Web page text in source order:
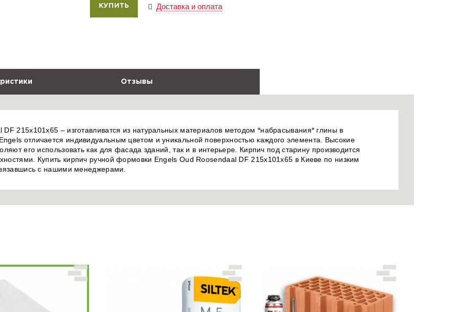
Доставка и оплата
Отзывы
215x101x65 – изготавливатся из натуральных материалов методом *набрасывания* глины в
отличается индивидуальным цветом и уникальной поверхностью каждого элемента. Высокие
его использовать как для фасада зданий, так и в интерьере. Кирпич под старину производится
Купить кирпич ручной формовки Engels Oud Roosendaal DF 215x101x65 в Киеве по низким
с нашими менеджерами.